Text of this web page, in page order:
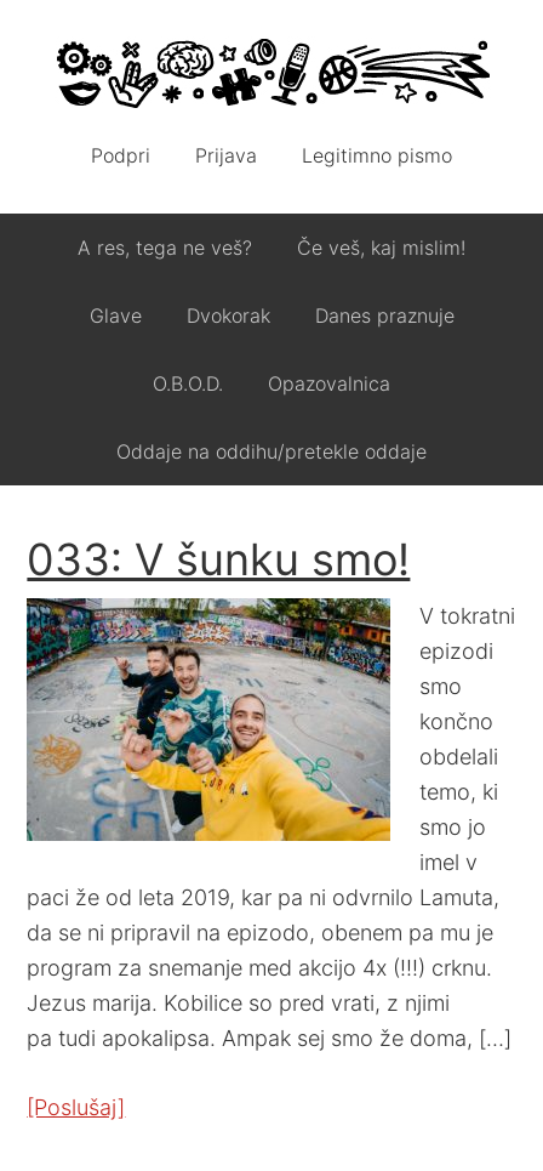
Podpri Prijava Legitimno pismo
A res, tega ne veš? Če veš, kaj mislim!
Glave Dvokorak Danes praznuje
O.B.O.D. Opazovalnica
Oddaje na oddihu/pretekle oddaje
033: V šunku smo!
V tokratni
epizodi
smo
končno
obdelali
temo, ki
smo jo
imel v
paci že od leta 2019, kar pa ni odvrnilo Lamuta,
da se ni pripravil na epizodo, obenem pa mu je
program za snemanje med akcijo 4x (!!!) crknu.
Jezus marija. Kobilice so pred vrati, z njimi
pa tudi apokalipsa. Ampak sej smo že doma, […]
[Poslušaj]